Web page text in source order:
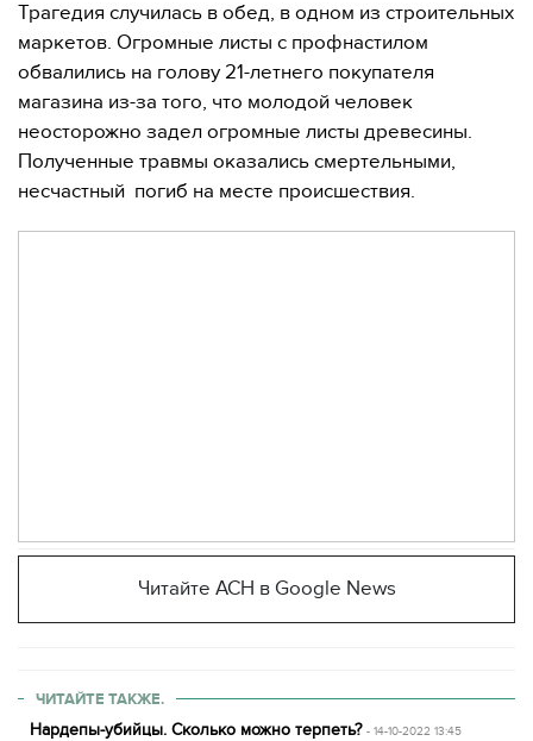
Трагедия случилась в обед, в одном из строительных
маркетов. Огромные листы с профнастилом
обвалились на голову 21-летнего покупателя
магазина из-за того, что молодой человек
неосторожно задел огромные листы древесины.
Полученные травмы оказались смертельными,
несчастный погиб на месте происшествия.
Читайте АСН в Google News
ЧИТАЙТЕ ТАКЖЕ.
Нардепы-убийцы. Сколько можно терпеть? - 14-10-2022 13:45